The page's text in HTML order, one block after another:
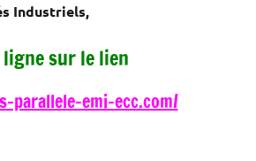
Industriels,
sur le lien
parallele-emi-ecc.com/